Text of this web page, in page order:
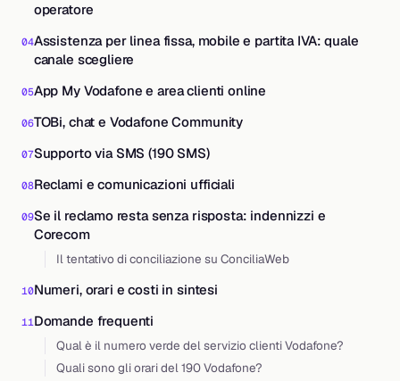
operatore
Assistenza per linea fissa, mobile e partita IVA: quale
canale scegliere
App My Vodafone e area clienti online
TOBi, chat e Vodafone Community
Supporto via SMS (190 SMS)
Reclami e comunicazioni ufficiali
Se il reclamo resta senza risposta: indennizzi e
Corecom
Il tentativo di conciliazione su ConciliaWeb
Numeri, orari e costi in sintesi
Domande frequenti
Qual è il numero verde del servizio clienti Vodafone?
Quali sono gli orari del 190 Vodafone?